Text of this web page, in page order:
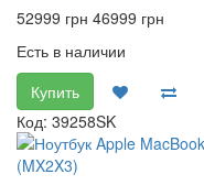
52999 грн 46999 грн
Есть в наличии
Купить
Код: 39258SK